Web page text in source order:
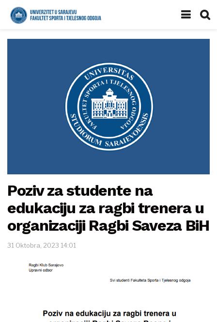
Poziv za studente na
edukaciju za ragbi trenera u
organizaciji Ragbi Saveza BiH
31 Oktobra, 2023 14:01